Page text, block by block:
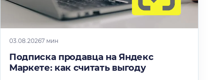
03.08.20267 мин
Подписка продавца на Яндекс
Маркете: как считать выгоду